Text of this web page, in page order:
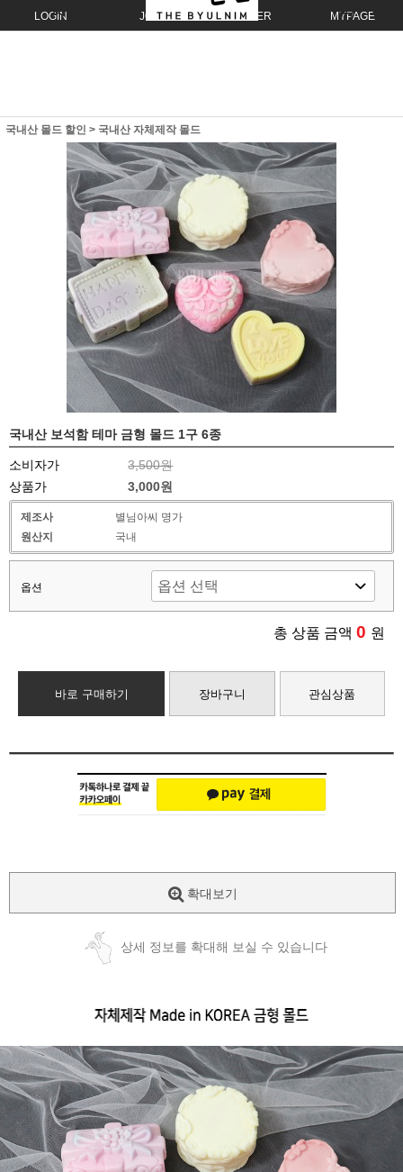
LOGIN JOIN ORDER MYPAGE
국내산 몰드 할인 > 국내산 자체제작 몰드
국내산 보석함 테마 금형 몰드 1구 6종
소비자가
3,500원
상품가
3,000원
제조사
별님아씨 명가
원산지
국내
옵션
총 상품 금액 0 원
바로 구매하기 장바구니 관심상품
확대보기
상세 정보를 확대해 보실 수 있습니다